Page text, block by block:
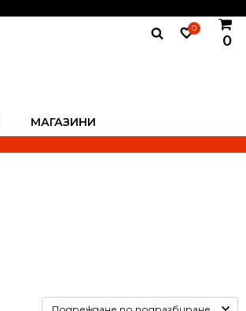
МАГАЗИНИ
0
0